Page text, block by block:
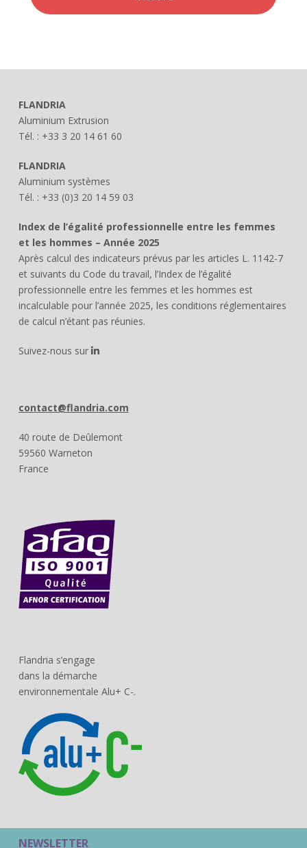
FLANDRIA
Aluminium Extrusion
Tél. : +33 3 20 14 61 60
FLANDRIA
Aluminium systèmes
Tél. : +33 (0)3 20 14 59 03
Index de l’égalité professionnelle entre les femmes
et les hommes – Année 2025
Après calcul des indicateurs prévus par les articles L. 1142-7
et suivants du Code du travail, l’Index de l’égalité
professionnelle entre les femmes et les hommes est
incalculable pour l’année 2025, les conditions réglementaires
de calcul n’étant pas réunies.
Suivez-nous sur
contact@flandria.com
40 route de Deûlemont
59560 Warneton
France
Flandria s’engage
dans la démarche
environnementale Alu+ C-.
NEWSLETTER